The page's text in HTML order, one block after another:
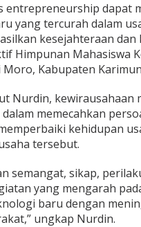
u
s
e
r
j
w
a
E
n
t
e
p
r
e
n
entrepreneurship dapat
yang tercurah dalam
kesejahteraan
Himpunan Mahasiswa
Kabupaten
Nurdin, kewirausahaan
dalam memecahkan
kehidupan
tersebut.
semangat, sikap,
yang mengarah
baru dengan
ungkap Nurdin.